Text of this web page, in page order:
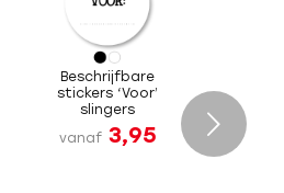
Beschrijfbare
stickers ‘Voor’
slingers
vanaf 3,95